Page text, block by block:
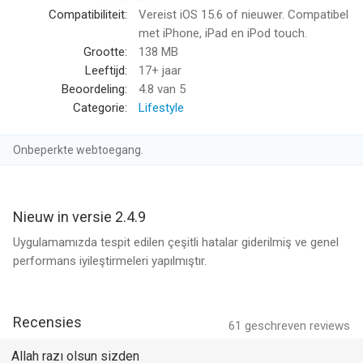
- Dini Bilgiler
- Günlük Dualar
- Dini Hikayeler
- Kütüb-i Sitte
- Yazılı ve Resimli Mesajlar
- Hicri ve Miladi Tarih Dönüştürücü
- Hz. Muhammed'in Hayatı
https://codeida.com/privacy/islamvakti_tr.html
İslam Vakti - Ezan Vakitleri van CODEIDA BILGISAYAR
Compatibiliteit:
Vereist iOS 15.6 of nieuwer. Compatibel
met iPhone, iPad en iPod touch.
Grootte:
138 MB
Leeftijd:
17+ jaar
Beoordeling:
4.8 van 5
Categorie:
Lifestyle
Onbeperkte webtoegang.
Nieuw in versie 2.4.9
Uygulamamızda tespit edilen çeşitli hatalar giderilmiş ve genel
performans iyileştirmeleri yapılmıştır.
61 geschreven reviews
Recensies
Allah razı olsun sizden